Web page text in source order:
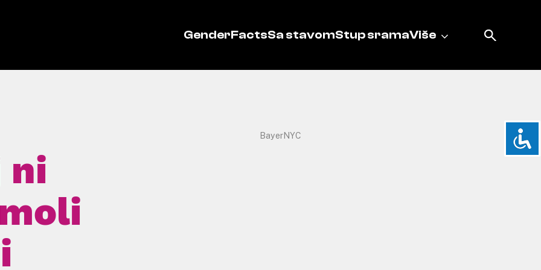
GenderFactsSa stavomStup sramaViše
ni
BayerNYC